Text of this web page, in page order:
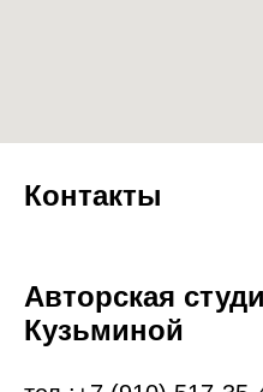
Контакты
Авторская
Кузьминой